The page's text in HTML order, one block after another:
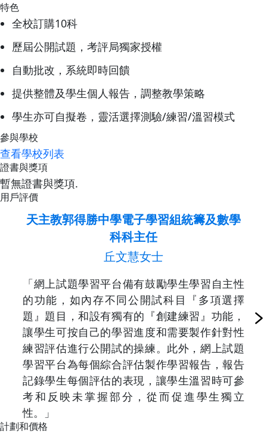
特色
全校訂購10科
歷屆公開試題，考評局獨家授權
自動批改，系統即時回饋
提供整體及學生個人報告，調整教學策略
學生亦可自擬卷，靈活選擇測驗/練習/溫習模式
參與學校
查看學校列表
證書與獎項
暫無證書與獎項.
用戶評價
天主教郭得勝中學電子學習組統籌及數學
科科主任
丘文慧女士
「網上試題學習平台備有鼓勵學生學習自主性
的功能，如內存不同公開試科目『多項選擇
題』題目，和設有獨有的『創建練習』功能，
讓學生可按自己的學習進度和需要製作針對性
練習評估進行公開試的操練。此外，網上試題
學習平台為每個綜合評估製作學習報告，報告
記錄學生每個評估的表現，讓學生溫習時可參
考和反映未掌握部分，從而促進學生獨立
性。」
計劃和價格